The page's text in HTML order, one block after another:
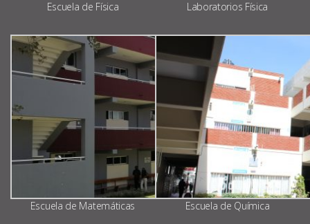
Escuela de Física Laboratorios Física
Escuela de Matemáticas Escuela de Química